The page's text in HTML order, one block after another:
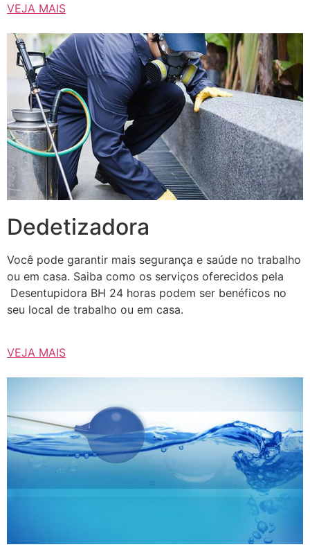
VEJA MAIS
Dedetizadora
Você pode garantir mais segurança e saúde no trabalho
ou em casa. Saiba como os serviços oferecidos pela
Desentupidora BH 24 horas podem ser benéficos no
seu local de trabalho ou em casa.
VEJA MAIS